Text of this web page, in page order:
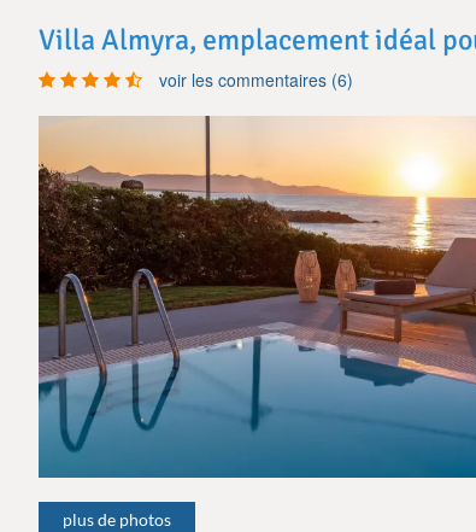
Villa Almyra, emplacement idéal
voir les commentaires (6)
plus de photos